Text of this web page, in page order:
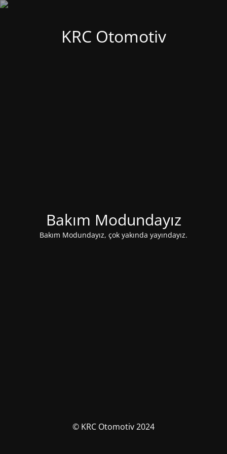
KRC Otomotiv
Bakım Modundayız
Bakım Modundayız, çok yakında yayındayız.
© KRC Otomotiv 2024